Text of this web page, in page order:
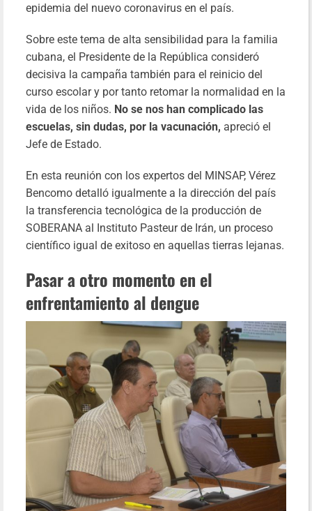
epidemia del nuevo coronavirus en el país.
Sobre este tema de alta sensibilidad para la familia
cubana, el Presidente de la República consideró
decisiva la campaña también para el reinicio del
curso escolar y por tanto retomar la normalidad en la
vida de los niños. No se nos han complicado las
escuelas, sin dudas, por la vacunación, apreció el
Jefe de Estado.
En esta reunión con los expertos del MINSAP, Vérez
Bencomo detalló igualmente a la dirección del país
la transferencia tecnológica de la producción de
SOBERANA al Instituto Pasteur de Irán, un proceso
científico igual de exitoso en aquellas tierras lejanas.
Pasar a otro momento en el
enfrentamiento al dengue